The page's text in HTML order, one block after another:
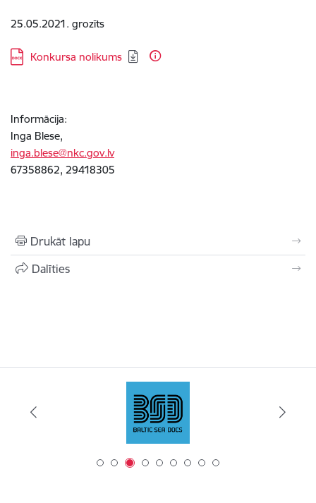
25.05.2021. grozīts
Lejupielādēt:
Konkursa nolikums
Informācija:
Inga Blese,
inga.blese@nkc.gov.lv
67358862, 29418305
Drukāt lapu
Dalīties